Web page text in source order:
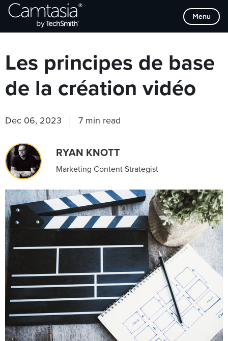
Passer
directement
Menu
Browse Categories
Les principes de base
de la création vidéo
Dec 06, 2023 7 min read
RYAN KNOTT
Marketing Content Strategist